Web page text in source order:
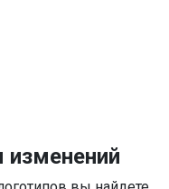
изменений